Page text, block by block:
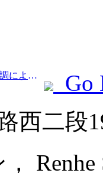
Prev:コンサートやイベントの好調により、杭州のホテル業績は3月も引き続き上昇すると予想されている。
Go
西二段
Renhe